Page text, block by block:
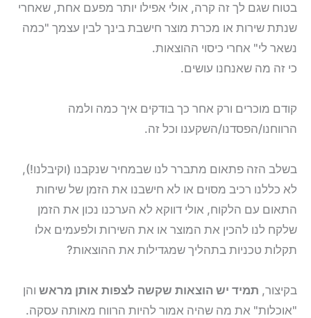
בטוח שגם לך זה קרה, אולי אפילו יותר מפעם אחת, שאחרי
שנתת שירות או מכרת מוצר חישבת בינך לבין עצמך "כמה
נשאר לי" אחרי כיסוי ההוצאות.
כי זה מה שאנחנו עושים.
קודם מוכרים ורק אחר כך בודקים איך כמה ולמה
הרווחנו/הפסדנו/השקענו וכל זה.
בשלב הזה פתאום מתברר לנו שבמחיר שנקבנו (וקיבלנו!),
לא כללנו רכיב מסוים או לא חישבנו את הזמן של שיחות
התאום עם הלקוח, אולי דווקא לא הערכנו נכון את הזמן
שלקח לנו להכין את המוצר או את השירות ולפעמים אלו
תקלות טכניות בתהליך שמגדילות את ההוצאות?
בקיצור, תמיד יש הוצאות שקשה לצפות אותן מראש והן
"אוכלות" את מה שהיה אמור להיות הרווח מאותה עסקה.